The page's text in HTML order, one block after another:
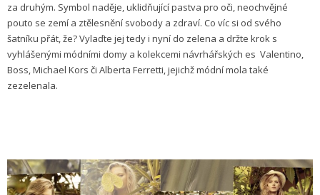
za druhým. Symbol naděje, uklidňující pastva pro oči, neochvějné
pouto se zemí a ztělesnění svobody a zdraví. Co víc si od svého
šatníku přát, že? Vylaďte jej tedy i nyní do zelena a držte krok s
vyhlášenými módními domy a kolekcemi návrhářských es Valentino,
Boss, Michael Kors či Alberta Ferretti, jejichž módní mola také
zezelenala.